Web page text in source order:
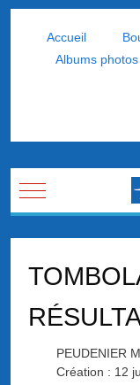
Accueil
Albums photos
Mobile Menu
PEUDENIER
Création : 12